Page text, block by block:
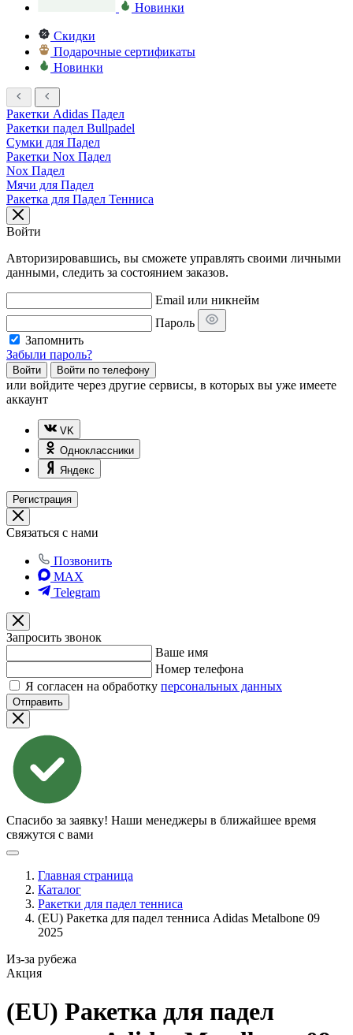
Новинки
Скидки
Подарочные сертификаты
Новинки
Ракетки Adidas Падел
Ракетки падел Bullpadel
Сумки для Падел
Ракетки Nox Падел
Nox Падел
Мячи для Падел
Ракетка для Падел Тенниса
Войти
Авторизировавшись, вы сможете управлять своими личными
данными, следить за состоянием заказов.
Email или никнейм
Пароль
Запомнить
Забыли пароль?
Войти Войти по телефону
или войдите через другие сервисы, в которых вы уже имеете
аккаунт
VK
Одноклассники
Яндекс
Регистрация
Связаться с нами
Позвонить
MAX
Telegram
Запросить звонок
Ваше имя
Номер телефона
Я согласен на обработку персональных данных
Отправить
Спасибо за заявку! Наши менеджеры в ближайшее время
свяжутся с вами
Главная страница
Каталог
Ракетки для падел тенниса
(EU) Ракетка для падел тенниса Adidas Metalbone 09
2025
Из-за рубежа
Акция
(EU) Ракетка для падел